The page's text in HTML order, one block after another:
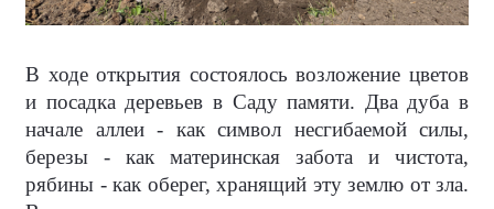
В ходе открытия состоялось возложение цветов
и посадка деревьев в Саду памяти. Два дуба в
начале аллеи - как символ несгибаемой силы,
березы - как материнская забота и чистота,
рябины - как оберег, хранящий эту землю от зла.